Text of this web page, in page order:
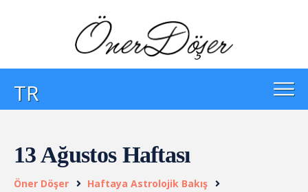
TR
13 Ağustos Haftası
Öner Döşer
Haftaya Astrolojik Bakış